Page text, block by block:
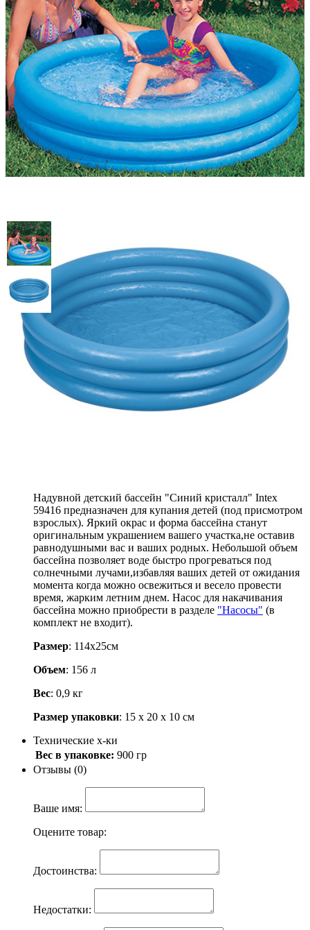
Бассейн детский "Синий
кристалл" 114х25см Intex
59416
Надувной детский бассейн "Синий кристалл" Intex
59416 предназначен для купания детей (под присмотром
взрослых). Яркий окрас и форма бассейна станут
оригинальным украшением вашего участка,не оставив
равнодушными вас и ваших родных. Небольшой объем
бассейна позволяет воде быстро прогреваться под
солнечными лучами,избавляя ваших детей от ожидания
момента когда можно освежиться и весело провести
время, жарким летним днем. Насос для накачивания
бассейна можно приобрести в разделе "Насосы" (в
комплект не входит).
Размер: 114х25см
Объем: 156 л
Вес: 0,9 кг
Размер упаковки: 15 х 20 х 10 см
Технические х-ки
Вес в упаковке: 900 гр
Отзывы (0)
Ваше имя:
Оцените товар:
Достоинства:
Недостатки: